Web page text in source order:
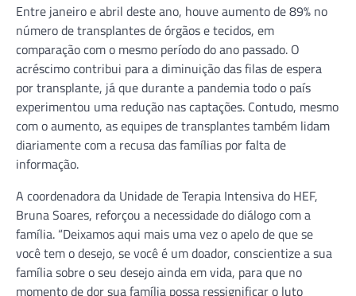
Entre janeiro e abril deste ano, houve aumento de 89% no
número de transplantes de órgãos e tecidos, em
comparação com o mesmo período do ano passado. O
acréscimo contribui para a diminuição das filas de espera
por transplante, já que durante a pandemia todo o país
experimentou uma redução nas captações. Contudo, mesmo
com o aumento, as equipes de transplantes também lidam
diariamente com a recusa das famílias por falta de
informação.
A coordenadora da Unidade de Terapia Intensiva do HEF,
Bruna Soares, reforçou a necessidade do diálogo com a
família. “Deixamos aqui mais uma vez o apelo de que se
você tem o desejo, se você é um doador, conscientize a sua
família sobre o seu desejo ainda em vida, para que no
momento de dor sua família possa ressignificar o luto